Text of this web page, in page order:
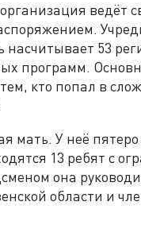
ведёт
53
программ.
кто попал в
мать. У неё пятеро
13 ребят с
она
области и